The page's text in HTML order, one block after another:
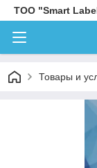
ТОО "Smart
Товары и